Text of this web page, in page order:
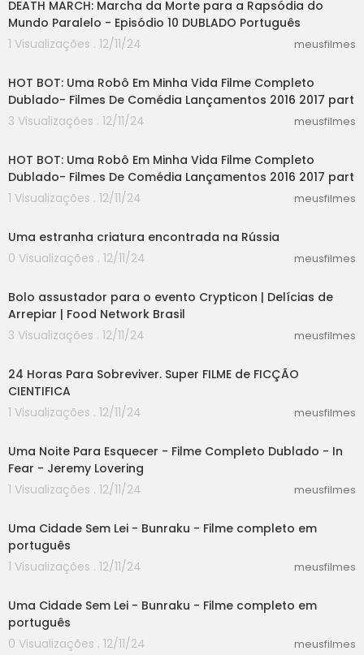
DEATH MARCH: Marcha da Morte para a Rapsódia do
Mundo Paralelo - Episódio 10 DUBLADO Português
1 Visualizações . 12/11/24
meusfilmes
HOT BOT: Uma Robô Em Minha Vida Filme Completo
Dublado- Filmes De Comédia Lançamentos 2016 2017 part
3 Visualizações . 12/11/24
meusfilmes
HOT BOT: Uma Robô Em Minha Vida Filme Completo
Dublado- Filmes De Comédia Lançamentos 2016 2017 part
1 Visualizações . 12/11/24
meusfilmes
Uma estranha criatura encontrada na Rússia
0 Visualizações . 12/11/24
meusfilmes
Bolo assustador para o evento Crypticon | Delícias de
Arrepiar | Food Network Brasil
3 Visualizações . 12/11/24
meusfilmes
24 Horas Para Sobreviver. Super FILME de FICÇÃO
CIENTIFICA
1 Visualizações . 12/11/24
meusfilmes
Uma Noite Para Esquecer - Filme Completo Dublado - In
Fear - Jeremy Lovering
1 Visualizações . 12/11/24
meusfilmes
Uma Cidade Sem Lei - Bunraku - Filme completo em
português
1 Visualizações . 12/11/24
meusfilmes
Uma Cidade Sem Lei - Bunraku - Filme completo em
português
0 Visualizações . 12/11/24
meusfilmes